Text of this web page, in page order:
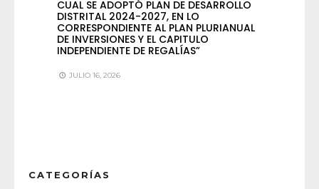
CUAL SE ADOPTÓ PLAN DE DESARROLLO
DISTRITAL 2024-2027, EN LO
CORRESPONDIENTE AL PLAN PLURIANUAL
DE INVERSIONES Y EL CAPITULO
INDEPENDIENTE DE REGALÍAS”
JULIO 16, 2026
CATEGORÍAS